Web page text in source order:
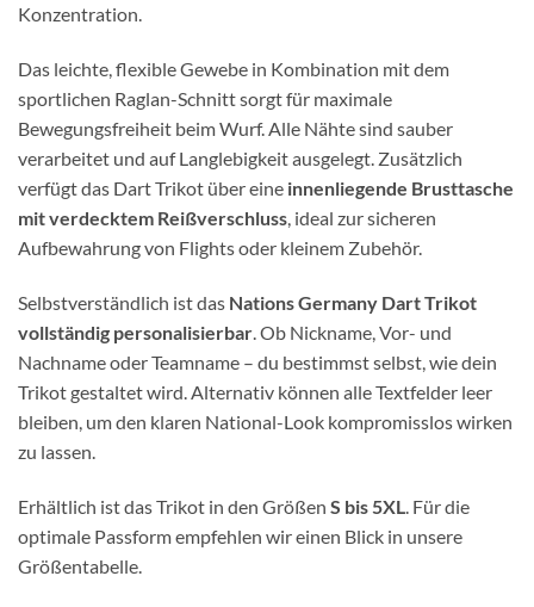
Konzentration.
Das leichte, flexible Gewebe in Kombination mit dem
sportlichen Raglan-Schnitt sorgt für maximale
Bewegungsfreiheit beim Wurf. Alle Nähte sind sauber
verarbeitet und auf Langlebigkeit ausgelegt. Zusätzlich
verfügt das Dart Trikot über eine innenliegende Brusttasche
mit verdecktem Reißverschluss, ideal zur sicheren
Aufbewahrung von Flights oder kleinem Zubehör.
Selbstverständlich ist das Nations Germany Dart Trikot
vollständig personalisierbar. Ob Nickname, Vor- und
Nachname oder Teamname – du bestimmst selbst, wie dein
Trikot gestaltet wird. Alternativ können alle Textfelder leer
bleiben, um den klaren National-Look kompromisslos wirken
zu lassen.
Erhältlich ist das Trikot in den Größen S bis 5XL . Für die
optimale Passform empfehlen wir einen Blick in unsere
Größentabelle.